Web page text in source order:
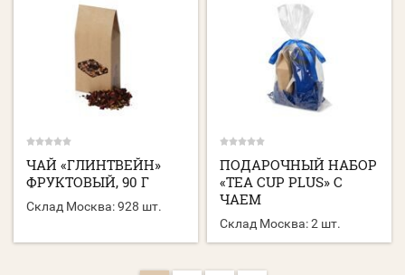
ЧАЙ «ГЛИНТВЕЙН»
ФРУКТОВЫЙ, 90 Г
Склад Москва:928 шт.
ПОДАРОЧНЫЙ НАБОР
«TEA CUP PLUS» С
ЧАЕМ
Склад Москва: 2 шт.